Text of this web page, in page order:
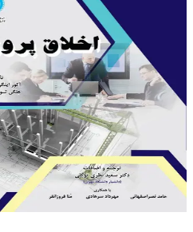
کتاب اطلس اقلیت‌های
پژوهشگران، دانشجویان و
جامعه‌شناسی ادیان و روابط
از وضعیت مسلمانان و شیعیان در
تحلیل فرصت‌ها و چالش‌های پیش